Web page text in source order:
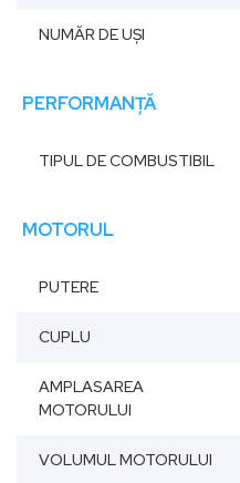
NUMĂR DE UŞI
PERFORMANȚĂ
TIPUL DE COMBUSTIBIL
MOTORUL
PUTERE
CUPLU
AMPLASAREA
MOTORULUI
VOLUMUL MOTORULUI